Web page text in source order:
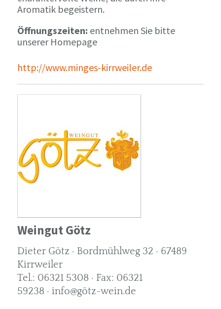
Aromatik begeistern.
Öffnungszeiten: entnehmen Sie bitte
unserer Homepage
http://www.minges-kirrweiler.de
Weingut Götz
Dieter Götz · Bordmühlweg 32 · 67489
Kirrweiler
Tel.: 06321 5308 · Fax: 06321
59238 · info@götz-wein.de